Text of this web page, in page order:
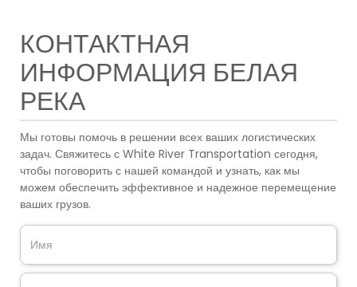
КОНТАКТНАЯ
ИНФОРМАЦИЯ БЕЛАЯ
РЕКА
Мы готовы помочь в решении всех ваших логистических
задач. Свяжитесь с White River Transportation сегодня,
чтобы поговорить с нашей командой и узнать, как мы
можем обеспечить эффективное и надежное перемещение
ваших грузов.